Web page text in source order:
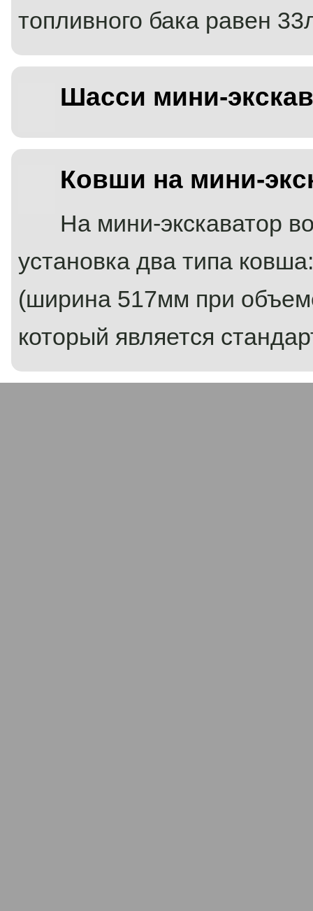
Мини-экскаватор...
топливного бака равен
Шасси мини-
Ковши на мини-
На мини-экскаватор
установка два типа
(ширина 517мм при
который является